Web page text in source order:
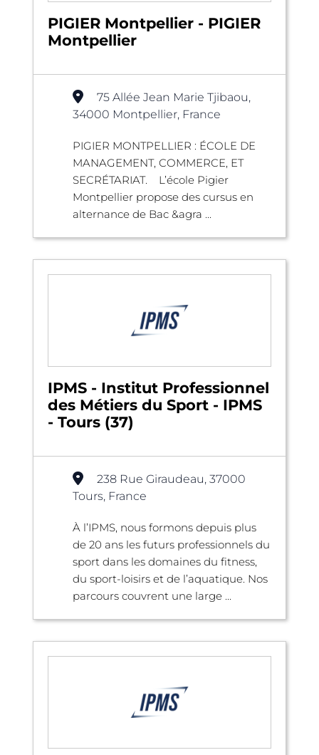
PIGIER Montpellier - PIGIER
Montpellier
75 Allée Jean Marie Tjibaou,
34000 Montpellier, France
PIGIER MONTPELLIER : ÉCOLE DE
MANAGEMENT, COMMERCE, ET
SECRÉTARIAT. L’école Pigier
Montpellier propose des cursus en
alternance de Bac &agra ...
IPMS - Institut Professionnel
des Métiers du Sport - IPMS
- Tours (37)
238 Rue Giraudeau, 37000
Tours, France
À l’IPMS, nous formons depuis plus
de 20 ans les futurs professionnels du
sport dans les domaines du fitness,
du sport-loisirs et de l’aquatique. Nos
parcours couvrent une large ...